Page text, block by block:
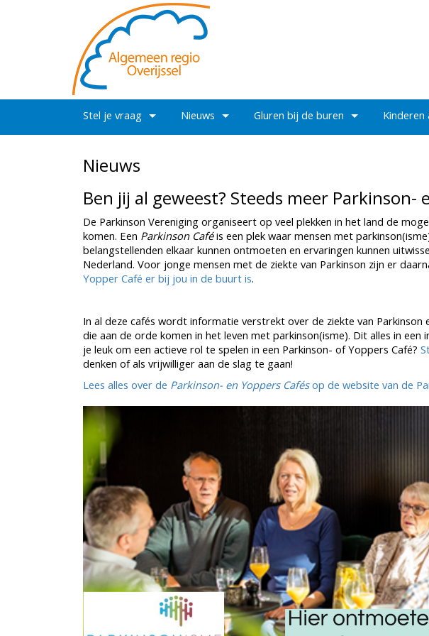
Stel je vraag Nieuws Gluren bij de buren Kinderen
Nieuws
Ben jij al geweest? Steeds meer Parkinson-
De Parkinson Vereniging organiseert op veel plekken in het land de
komen. Een Parkinson Caféis een plek waar mensen met
belangstellenden elkaar kunnen ontmoeten en ervaringen kunnen
Nederland. Voor jonge mensen met de ziekte van Parkinson zijn er
Yopper Café er bij jou in de buurt is.
In al deze cafés wordt informatie verstrekt over de ziekte van Parkinson
die aan de orde komen in het leven met parkinson(isme). Dit alles in
je leuk om een actieve rol te spelen in een Parkinson- of Yoppers Café?
denken of als vrijwilliger aan de slag te gaan!
Lees alles over de Parkinson- en Yoppers Cafésop de website van de